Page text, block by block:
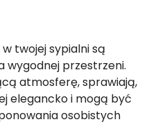
twojej sypialni są
wygodnej przestrzeni.
atmosferę, sprawiają,
elegancko i mogą być
osobistych